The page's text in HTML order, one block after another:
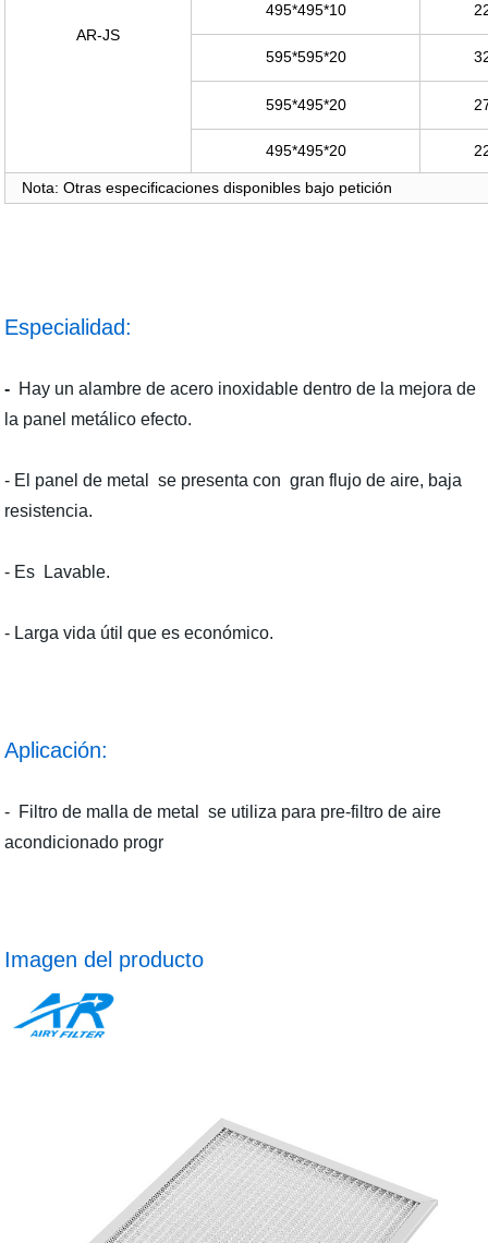
AR-JS
495*495*10
595*595*20
595*495*20
495*495*20
Nota: Otras especificaciones disponibles bajo petición
Especialidad:
- Hay un alambre de acero inoxidable dentro de la mejora de
la panel metálico efecto.
- El panel de metal se presenta con gran flujo de aire, baja
resistencia.
- Es Lavable.
- Larga vida útil que es económico.
Aplicación:
- Filtro de malla de metal
se utiliza para pre-filtro de aire
acondicionado progr
Imagen del producto